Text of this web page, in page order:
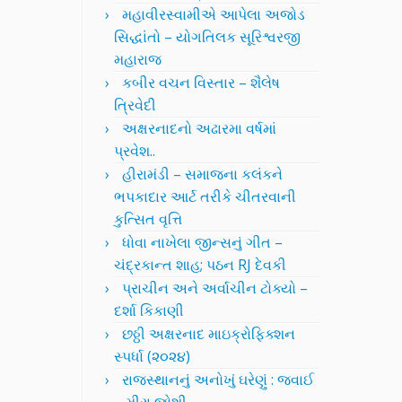
મહાવીરસ્વામીએ આપેલા અજોડ
સિદ્ધાંતો – યોગતિલક સૂરિશ્વરજી
મહારાજ
કબીર વચન વિસ્તાર – શૈલેષ
ત્રિવેદી
અક્ષરનાદનો અઢારમા વર્ષમાં
પ્રવેશ..
હીરામંડી – સમાજના કલંકને
ભપકાદાર આર્ટ તરીકે ચીતરવાની
કુત્સિત વૃત્તિ
ધોવા નાખેલા જીન્સનું ગીત –
ચંદ્રકાન્ત શાહ; પઠન RJ દેવકી
પ્રાચીન અને અર્વાચીન ટોક્યો –
દર્શા કિકાણી
છઠ્ઠી અક્ષરનાદ માઇક્રોફિક્શન
સ્પર્ધા (૨૦૨૪)
રાજસ્થાનનું અનોખું ઘરેણું : જવાઈ